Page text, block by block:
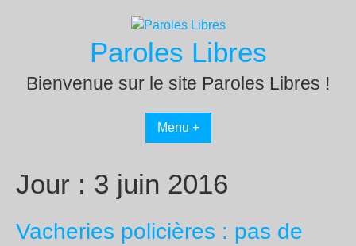
Paroles Libres
Bienvenue sur le site Paroles Libres !
Menu +
Jour : 3 juin 2016
Vacheries policières : pas de